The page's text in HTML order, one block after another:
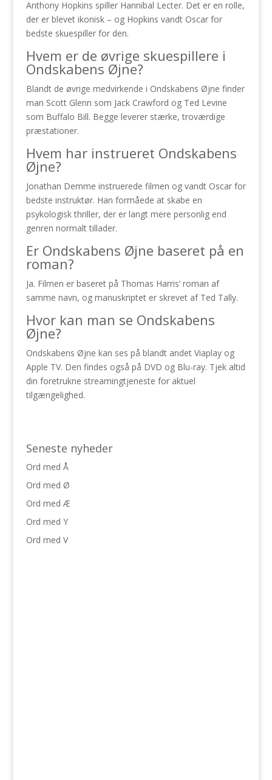
Anthony Hopkins spiller Hannibal Lecter. Det er en rolle,
der er blevet ikonisk – og Hopkins vandt Oscar for
bedste skuespiller for den.
Hvem er de øvrige skuespillere i
Ondskabens Øjne?
Blandt de øvrige medvirkende i Ondskabens Øjne finder
man Scott Glenn som Jack Crawford og Ted Levine
som Buffalo Bill. Begge leverer stærke, troværdige
præstationer.
Hvem har instrueret Ondskabens
Øjne?
Jonathan Demme instruerede filmen og vandt Oscar for
bedste instruktør. Han formåede at skabe en
psykologisk thriller, der er langt mere personlig end
genren normalt tillader.
Er Ondskabens Øjne baseret på en
roman?
Ja. Filmen er baseret på Thomas Harris’ roman af
samme navn, og manuskriptet er skrevet af Ted Tally.
Hvor kan man se Ondskabens
Øjne?
Ondskabens Øjne kan ses på blandt andet Viaplay og
Apple TV. Den findes også på DVD og Blu-ray. Tjek altid
din foretrukne streamingtjeneste for aktuel
tilgængelighed.
Seneste nyheder
Ord med Å
Ord med Ø
Ord med Æ
Ord med Y
Ord med V